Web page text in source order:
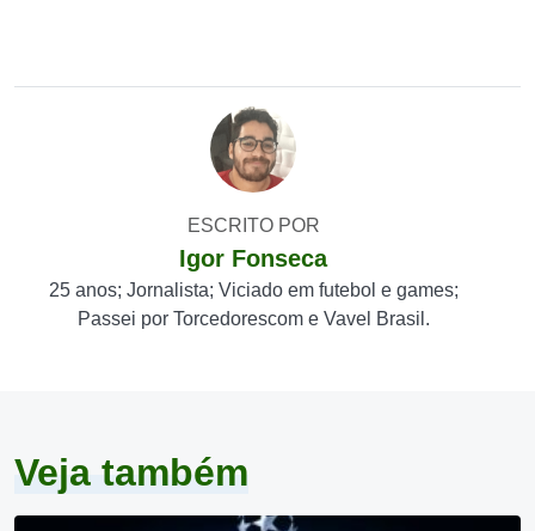
ESCRITO POR
Igor Fonseca
25 anos; Jornalista; Viciado em futebol e games;
Passei por Torcedorescom e Vavel Brasil.
Veja também